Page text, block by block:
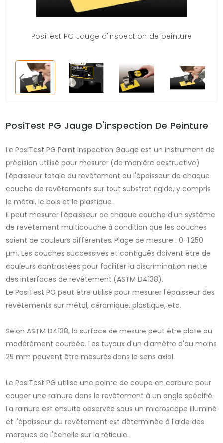
PosiTest PG Jauge d'inspection de peinture
PosiTest PG Jauge D'inspection De Peinture
Le PosiTest PG Paint Inspection Gauge est un instrument de
précision utilisé pour mesurer (de manière destructive)
l'épaisseur totale du revêtement ou l'épaisseur de chaque
couche de revêtements sur tout substrat rigide, y compris
le métal, le bois et le plastique.
Il peut mesurer l'épaisseur de chaque couche d'un système
de revêtement multicouche à condition que les couches
soient de couleurs différentes. Plage de mesure : 0-1.250
µm. Les couches successives et contiguës doivent être de
couleurs contrastées pour faciliter la discrimination nette
des interfaces de revêtement (ASTM D4138).
Le PosiTest PG peut être utilisé pour mesurer l'épaisseur des
revêtements sur métal, céramique, plastique, etc.
Selon ASTM D4138, la surface de mesure peut être plate ou
modérément courbée. Les tuyaux d'un diamètre d'au moins
25 mm peuvent être mesurés dans le sens axial.
Le PosiTest PG utilise une pointe de coupe en carbure pour
couper une rainure dans le revêtement à un angle spécifié.
La rainure est ensuite observée sous un microscope illuminé
et l'épaisseur du revêtement est déterminée à l'aide des
marques de l'échelle sur la réticule.